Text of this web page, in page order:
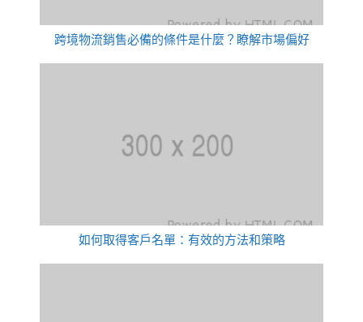
跨境物流銷售必備的條件是什麼？瞭解市場偏好
如何取得客戶名單：有效的方法和策略